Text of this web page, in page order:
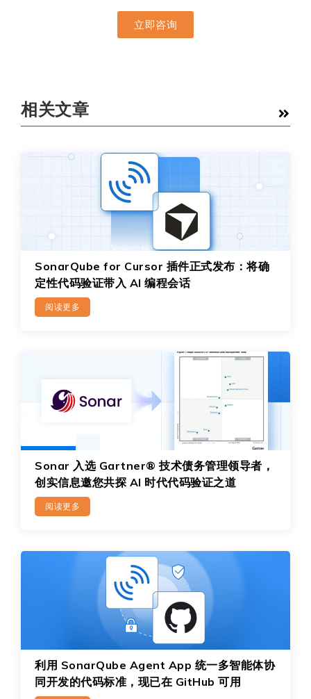
立即咨询
相关文章
SonarQube for Cursor 插件正式发布：将确
定性代码验证带入 AI 编程会话
阅读更多
Sonar 入选 Gartner® 技术债务管理领导者，
创实信息邀您共探 AI 时代代码验证之道
阅读更多
利用 SonarQube Agent App 统一多智能体协
同开发的代码标准，现已在 GitHub 可用